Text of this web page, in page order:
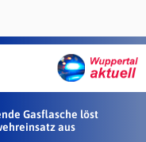
Gasflasche löst
aus